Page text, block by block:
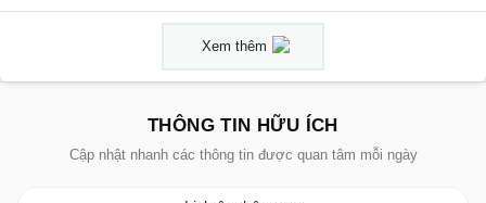
Xem thêm
THÔNG TIN HỮU ÍCH
Cập nhật nhanh các thông tin được quan tâm mỗi ngày